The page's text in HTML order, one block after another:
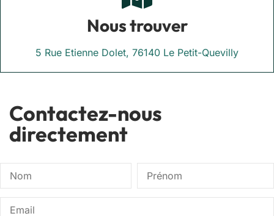
Nous trouver
5 Rue Etienne Dolet, 76140 Le Petit-Quevilly
Contactez-nous
directement